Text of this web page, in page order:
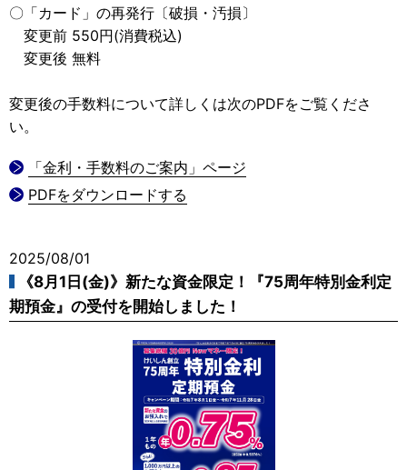
〇「カード」の再発行〔破損・汚損〕
変更前 550円(消費税込)
変更後 無料
変更後の手数料について詳しくは次のPDFをご覧くださ
い。
「金利・手数料のご案内」ページ
PDFをダウンロードする
2025/08/01
《8月1日(金)》新たな資金限定！『75周年特別金利定
期預金』の受付を開始しました！